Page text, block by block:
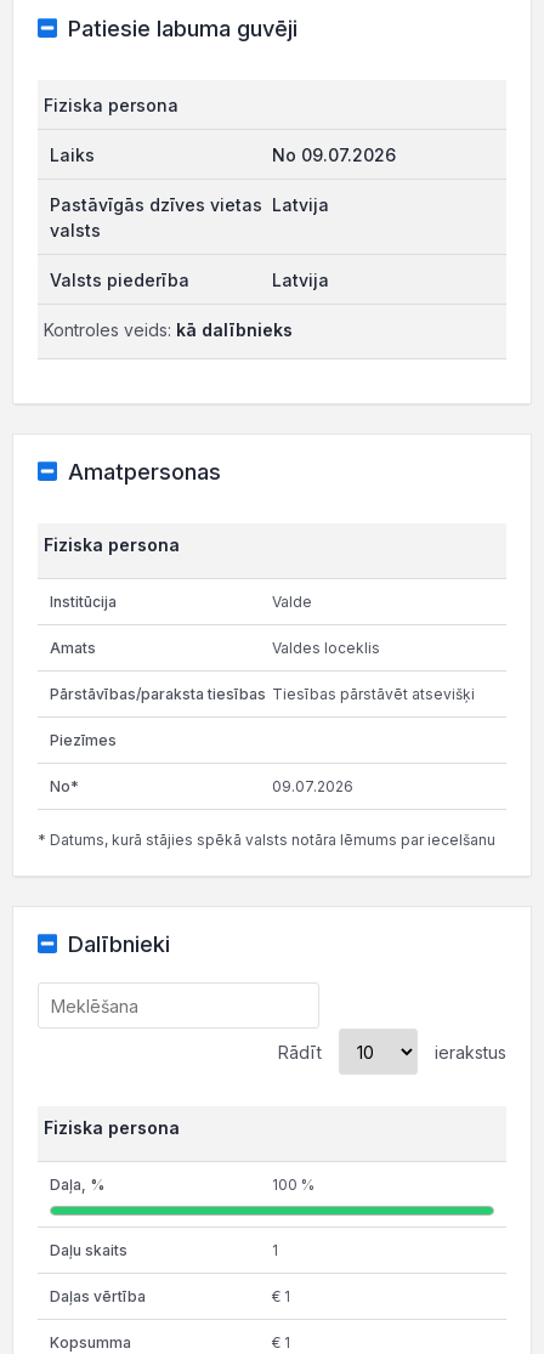
Patiesie labuma guvēji
Fiziska persona
No 09.07.2026
Latvija
Latvija
Kontroles veids: kā dalībnieks
Amatpersonas
Fiziska persona
Valde
Valdes loceklis
Tiesības pārstāvēt atsevišķi
09.07.2026
* Datums, kurā stājies spēkā valsts notāra lēmums par iecelšanu
Dalībnieki
Rādīt ierakstus
Fiziska persona
100 %
1
€ 1
€ 1